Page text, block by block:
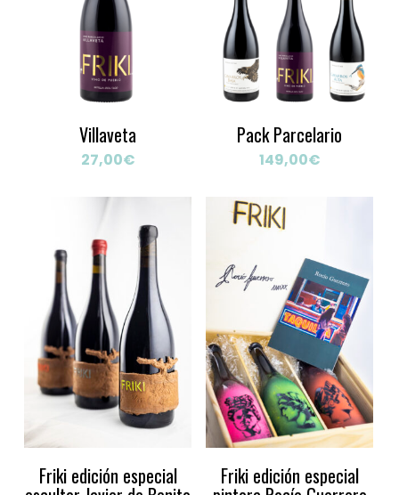
Villaveta
27,00€
Pack Parcelario
149,00€
Friki edición especial Friki edición especial